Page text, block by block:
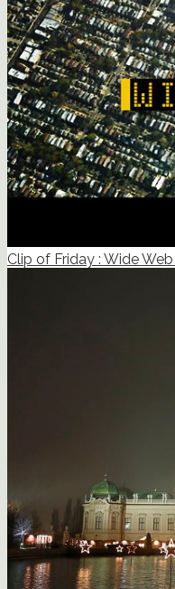
Clip of Friday : Wide